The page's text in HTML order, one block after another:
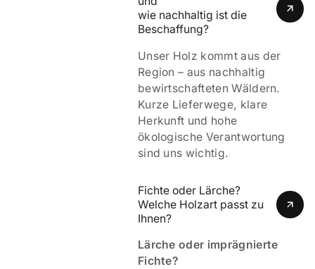
wie nachhaltig ist die
Beschaffung?
Unser Holz kommt aus der
Region – aus nachhaltig
bewirtschafteten Wäldern.
Kurze Lieferwege, klare
Herkunft und hohe
ökologische Verantwortung
sind uns wichtig.
Fichte oder Lärche?
Welche Holzart passt zu
Ihnen?
Lärche oder imprägnierte
Fichte?